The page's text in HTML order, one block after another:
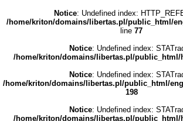
Notice: Undefined index:
/home/kriton/domains/libertas.pl/public_html/
line 77
Notice: Undefined index:
/home/kriton/domains/libertas.pl/public_html/
Notice: Undefined index:
/home/kriton/domains/libertas.pl/public_html/
198
Notice: Undefined index:
/home/kriton/domains/libertas.pl/public_html/